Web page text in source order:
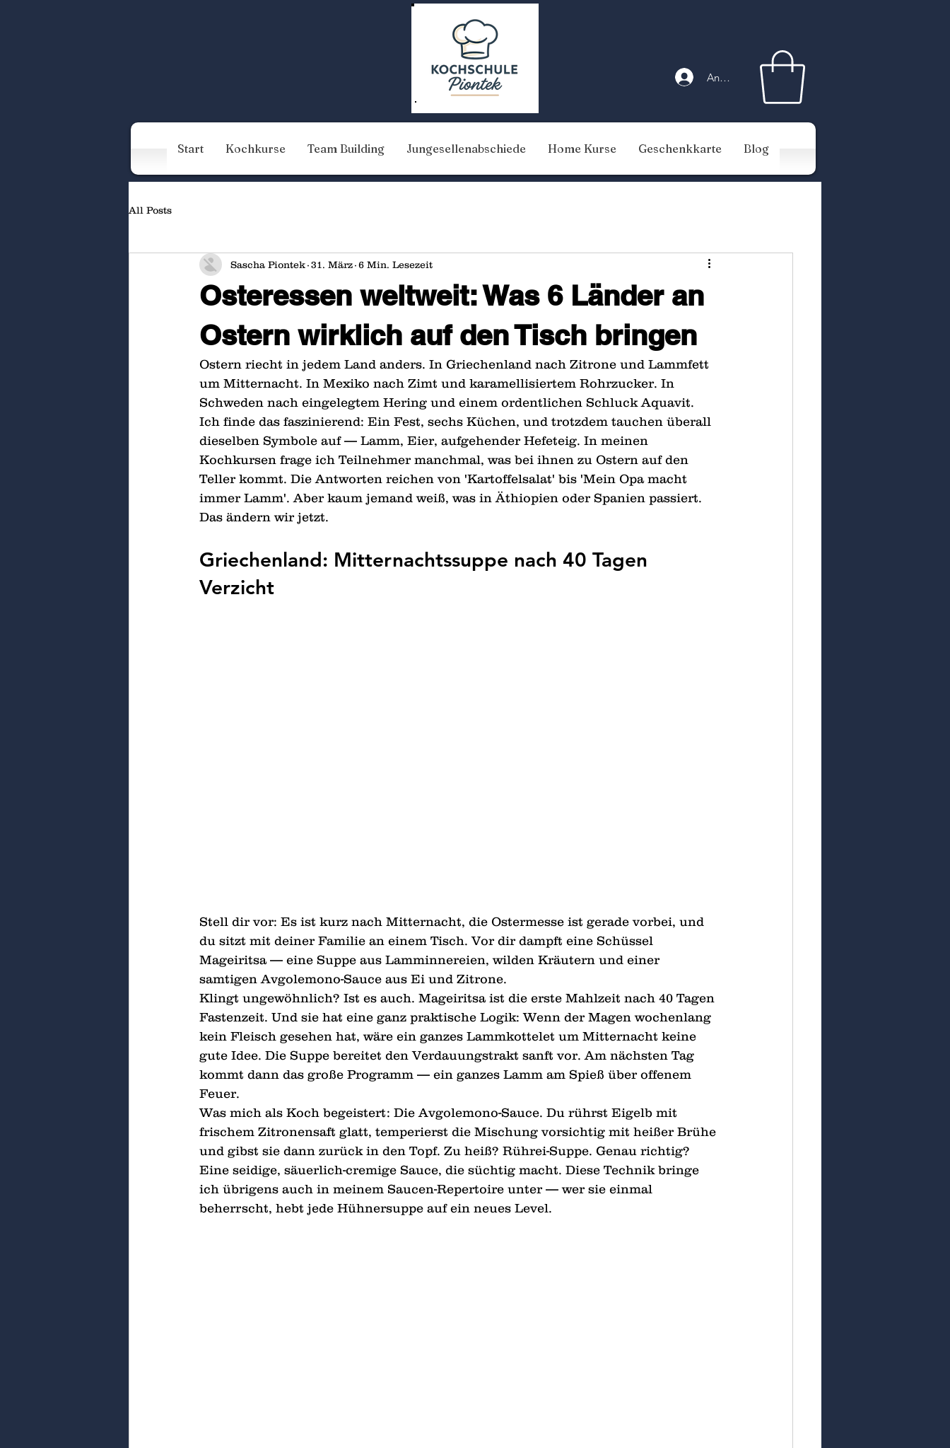
Anmelden
Start Kochkurse Team Building Jungesellenabschiede Home Kurse Geschenkkarte Blog
All Posts
Osteressen weltweit: Was 6 Länder an
Ostern wirklich auf den Tisch bringen
Sascha Piontek 31. März 6 Min. Lesezeit
Ostern riecht in jedem Land anders. In Griechenland nach Zitrone und Lammfett
um Mitternacht. In Mexiko nach Zimt und karamellisiertem Rohrzucker. In
Schweden nach eingelegtem Hering und einem ordentlichen Schluck Aquavit.
Ich finde das faszinierend: Ein Fest, sechs Küchen, und trotzdem tauchen überall
dieselben Symbole auf — Lamm, Eier, aufgehender Hefeteig. In meinen
Kochkursen frage ich Teilnehmer manchmal, was bei ihnen zu Ostern auf den
Teller kommt. Die Antworten reichen von 'Kartoffelsalat' bis 'Mein Opa macht
immer Lamm'. Aber kaum jemand weiß, was in Äthiopien oder Spanien passiert.
Das ändern wir jetzt.
Griechenland: Mitternachtssuppe nach 40 Tagen
Verzicht
Stell dir vor: Es ist kurz nach Mitternacht, die Ostermesse ist gerade vorbei, und
du sitzt mit deiner Familie an einem Tisch. Vor dir dampft eine Schüssel
Mageiritsa — eine Suppe aus Lamminnereien, wilden Kräutern und einer
samtigen Avgolemono-Sauce aus Ei und Zitrone.
Klingt ungewöhnlich? Ist es auch. Mageiritsa ist die erste Mahlzeit nach 40 Tagen
Fastenzeit. Und sie hat eine ganz praktische Logik: Wenn der Magen wochenlang
kein Fleisch gesehen hat, wäre ein ganzes Lammkottelet um Mitternacht keine
gute Idee. Die Suppe bereitet den Verdauungstrakt sanft vor. Am nächsten Tag
kommt dann das große Programm — ein ganzes Lamm am Spieß über offenem
Feuer.
Was mich als Koch begeistert: Die Avgolemono-Sauce. Du rührst Eigelb mit
frischem Zitronensaft glatt, temperierst die Mischung vorsichtig mit heißer Brühe
und gibst sie dann zurück in den Topf. Zu heiß? Rührei-Suppe. Genau richtig?
Eine seidige, säuerlich-cremige Sauce, die süchtig macht. Diese Technik bringe
ich übrigens auch in meinem Saucen-Repertoire unter — wer sie einmal
beherrscht, hebt jede Hühnersuppe auf ein neues Level.